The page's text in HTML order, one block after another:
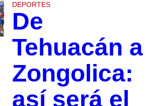
DEPORTES
De
Tehuacán a
Zongolica:
así será el